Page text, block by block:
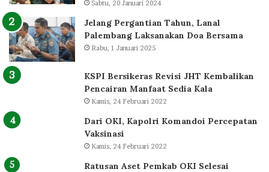
Sabtu, 20 Januari 2024
Jelang Pergantian Tahun, Lanal
Palembang Laksanakan Doa Bersama
Rabu, 1 Januari 2025
KSPI Bersikeras Revisi JHT Kembalikan
Pencairan Manfaat Sedia Kala
Kamis, 24 Februari 2022
Dari OKI, Kapolri Komandoi Percepatan
Vaksinasi
Kamis, 24 Februari 2022
Ratusan Aset Pemkab OKI Selesai